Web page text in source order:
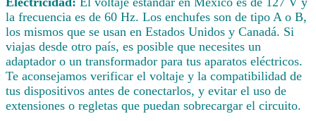
la frecuencia es de 60 Hz. Los enchufes son de tipo A o B,
los mismos que se usan en Estados Unidos y Canadá. Si
viajas desde otro país, es posible que necesites un
adaptador o un transformador para tus aparatos eléctricos.
Te aconsejamos verificar el voltaje y la compatibilidad de
tus dispositivos antes de conectarlos, y evitar el uso de
extensiones o regletas que puedan sobrecargar el circuito.